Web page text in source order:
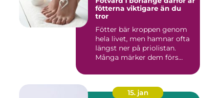
fötterna viktigare än du
tror
Fötter bär kroppen genom
hela livet, men hamnar ofta
längst ner på priolistan.
Många märker dem förs...
15. jan